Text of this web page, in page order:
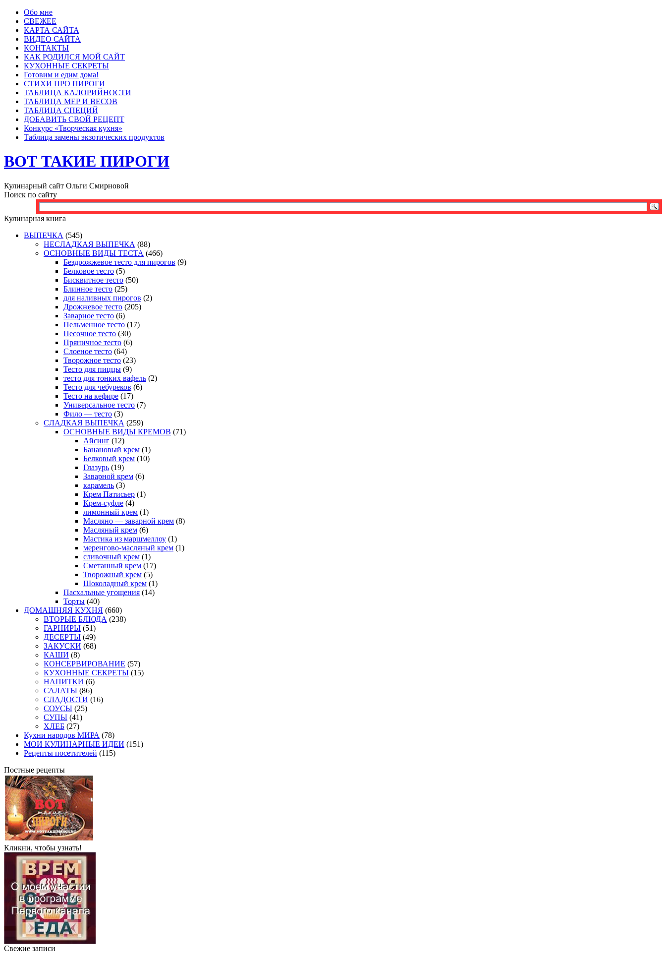
Обо мне
СВЕЖЕЕ
КАРТА САЙТА
ВИДЕО САЙТА
КОНТАКТЫ
КАК РОДИЛСЯ МОЙ САЙТ
КУХОННЫЕ СЕКРЕТЫ
Готовим и едим дома!
СТИХИ ПРО ПИРОГИ
ТАБЛИЦА КАЛОРИЙНОСТИ
ТАБЛИЦА МЕР И ВЕСОВ
ТАБЛИЦА СПЕЦИЙ
ДОБАВИТЬ СВОЙ РЕЦЕПТ
Конкурс «Творческая кухня»
Таблица замены экзотических продуктов
ВОТ ТАКИЕ ПИРОГИ
Кулинарный сайт Ольги Смирновой
Поиск по сайту
Кулинарная книга
ВЫПЕЧКА (545)
НЕСЛАДКАЯ ВЫПЕЧКА (88)
ОСНОВНЫЕ ВИДЫ ТЕСТА (466)
Бездрожжевое тесто для пирогов (9)
Белковое тесто (5)
Бисквитное тесто (50)
Блинное тесто (25)
для наливных пирогов (2)
Дрожжевое тесто (205)
Заварное тесто (6)
Пельменное тесто (17)
Песочное тесто (30)
Пряничное тесто (6)
Слоеное тесто (64)
Творожное тесто (23)
Тесто для пиццы (9)
тесто для тонких вафель (2)
Тесто для чебуреков (6)
Тесто на кефире (17)
Универсальное тесто (7)
Фило — тесто (3)
СЛАДКАЯ ВЫПЕЧКА (259)
ОСНОВНЫЕ ВИДЫ КРЕМОВ (71)
Айсинг (12)
Банановый крем (1)
Белковый крем (10)
Глазурь (19)
Заварной крем (6)
карамель (3)
Крем Патисьер (1)
Крем-суфле (4)
лимонный крем (1)
Масляно — заварной крем (8)
Масляный крем (6)
Мастика из маршмеллоу (1)
меренгово-масляный крем (1)
сливочный крем (1)
Сметанный крем (17)
Творожный крем (5)
Шоколадный крем (1)
Пасхальные угощения (14)
Торты (40)
ДОМАШНЯЯ КУХНЯ (660)
ВТОРЫЕ БЛЮДА (238)
ГАРНИРЫ (51)
ДЕСЕРТЫ (49)
ЗАКУСКИ (68)
КАШИ (8)
КОНСЕРВИРОВАНИЕ (57)
КУХОННЫЕ СЕКРЕТЫ (15)
НАПИТКИ (6)
САЛАТЫ (86)
СЛАДОСТИ (16)
СОУСЫ (25)
СУПЫ (41)
ХЛЕБ (27)
Кухни народов МИРА (78)
МОИ КУЛИНАРНЫЕ ИДЕИ (151)
Рецепты посетителей (115)
Постные рецепты
Кликни, чтобы узнать!
Свежие записи